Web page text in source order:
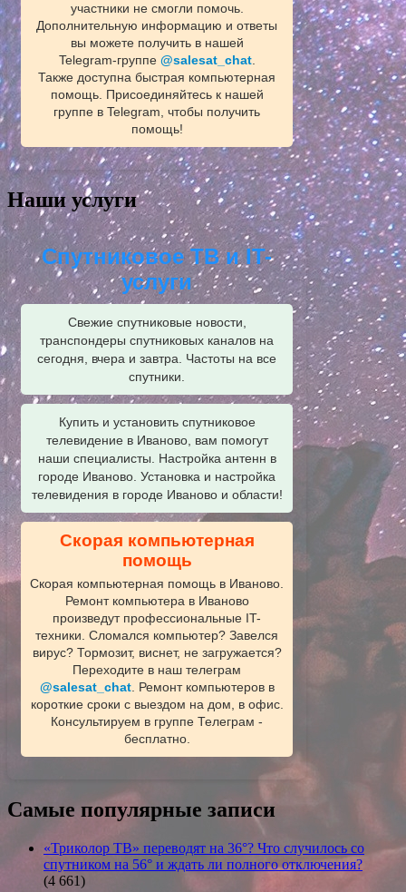
участники не смогли помочь.
Дополнительную информацию и ответы
вы можете получить в нашей
Telegram‑группе @salesat_chat.
Также доступна быстрая компьютерная
помощь. Присоединяйтесь к нашей
группе в Telegram, чтобы получить
помощь!
Наши услуги
Спутниковое ТВ и IT-
услуги
Свежие спутниковые новости,
транспондеры спутниковых каналов на
сегодня, вчера и завтра. Частоты на все
спутники.
Купить и установить спутниковое
телевидение в Иваново, вам помогут
наши специалисты. Настройка антенн в
городе Иваново. Установка и настройка
телевидения в городе Иваново и области!
Скорая компьютерная
помощь
Скорая компьютерная помощь в Иваново.
Ремонт компьютера в Иваново
произведут профессиональные IT-
техники. Сломался компьютер? Завелся
вирус? Тормозит, виснет, не загружается?
Переходите в наш телеграм
@salesat_chat. Ремонт компьютеров в
короткие сроки с выездом на дом, в офис.
Консультируем в группе Телеграм -
бесплатно.
Самые популярные записи
«Триколор ТВ» переводят на 36°? Что случилось со
спутником на 56° и ждать ли полного отключения?
(4 661)